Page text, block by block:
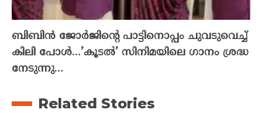
ബിബിൻ ജോർജിന്റെ പാട്ടിനൊപ്പം ചുവടുവെച്ച്
കിലി പോൾ…’കൂടൽ’ സിനിമയിലെ ഗാനം ശ്രദ്ധ
നേടുന്നു…
Related Stories